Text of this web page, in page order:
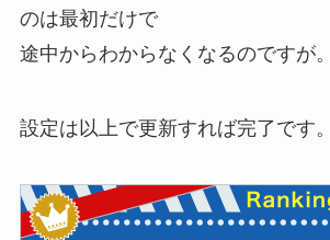
のは最初だけで
途中からわからなくなるのですが。
設定は以上で更新すれば完了です。